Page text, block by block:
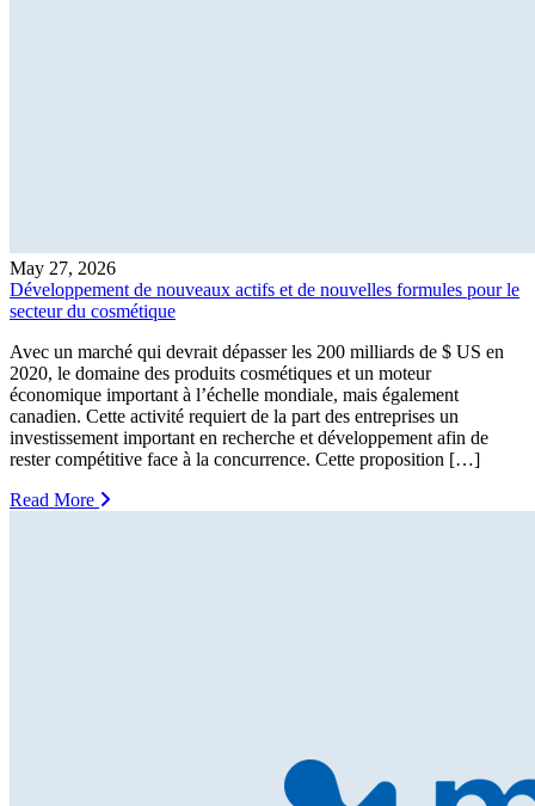
May 27, 2026
Développement de nouveaux actifs et de nouvelles formules pour le
secteur du cosmétique
Avec un marché qui devrait dépasser les 200 milliards de $ US en
2020, le domaine des produits cosmétiques et un moteur
économique important à l’échelle mondiale, mais également
canadien. Cette activité requiert de la part des entreprises un
investissement important en recherche et développement afin de
rester compétitive face à la concurrence. Cette proposition […]
Read More